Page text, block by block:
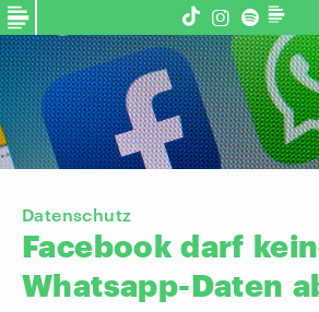
Datenschutz
Facebook darf
Whatsapp-Daten